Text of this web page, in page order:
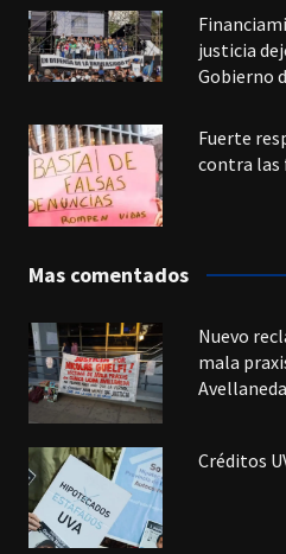
justicia
Gobierno
Fuerte
contra las
Mas comentados
Nuevo
mala
Avellaneda
Créditos